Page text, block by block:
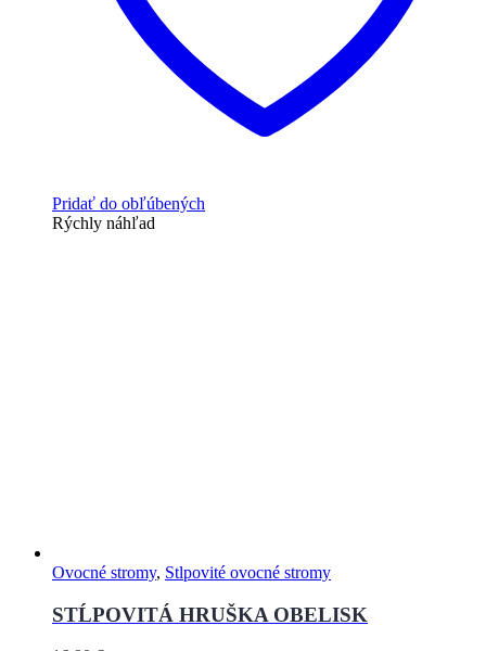
Pridať do obľúbených
Rýchly náhľad
Ovocné stromy, Stlpovité ovocné stromy
STĹPOVITÁ HRUŠKA OBELISK